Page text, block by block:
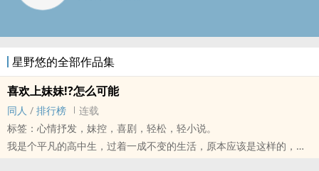
星野悠的全部作品集
喜欢上妹妹!?怎么可能
同人 / 排行榜
连载
标签：心情抒发，妹控，喜剧，轻松，轻小说。
我是个平凡的高中生，过着一成不变的生活，原本应该是这样的，但